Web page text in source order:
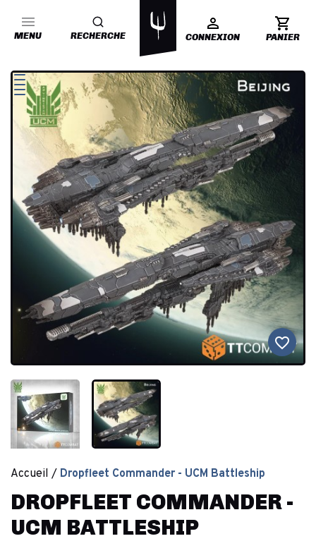
MENU RECHERCHE CONNEXION PANIER
favorite_border
Accueil Dropfleet Commander - UCM Battleship
DROPFLEET COMMANDER -
UCM BATTLESHIP